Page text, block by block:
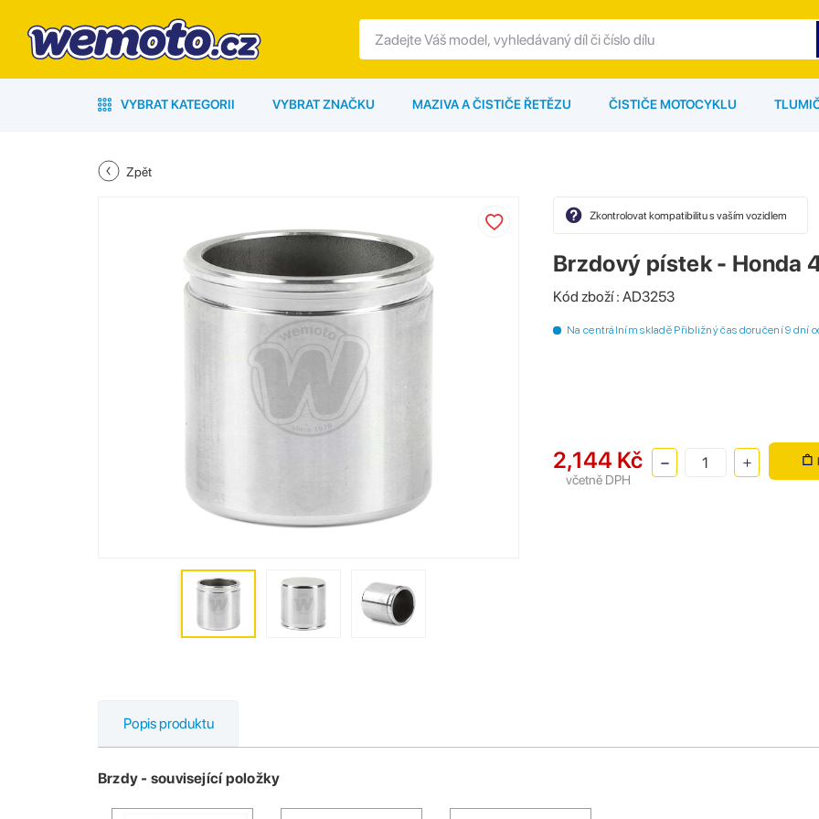
VYBRAT KATEGORII VYBRAT ZNAČKU MAZIVA A ČISTIČE ŘETĚZU ČISTIČE MOTOCYKLU
Zpět
Zkontrolovat kompatibilitu s vaším vozidlem
Brzdový pístek - Honda
Kód zboží : AD3253
Na centrálním skladě Přibližný čas doručení 9 dní
2,144 Kč
včetně DPH
Popis produktu
Brzdy - související položky